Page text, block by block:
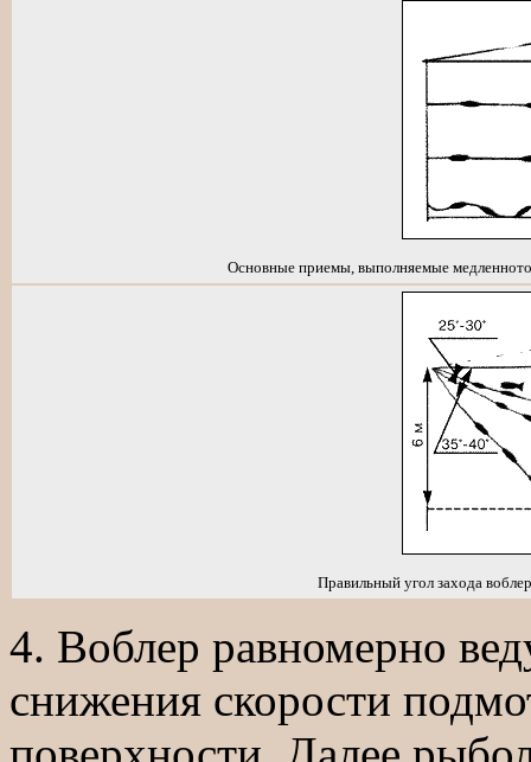
Основные приемы, выполняемые
Правильный угол захода
4. Воблер равномерно
снижения скорости